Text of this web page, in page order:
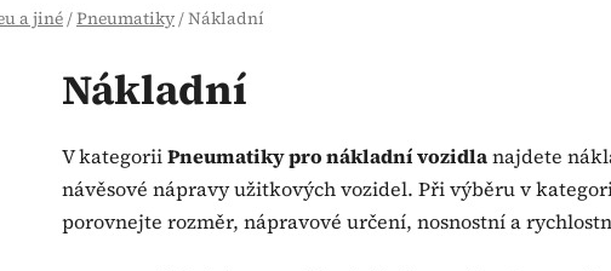
a jiné/Pneumatiky/Nákladní
Nákladní
V kategoriiPneumatiky pro nákladní vozidlanajdete
návěsové nápravy užitkových vozidel. Při výběru v
porovnejte rozměr, nápravové určení, nosnostní a